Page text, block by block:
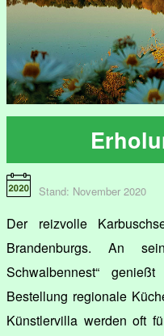
Stand: November 2020
Der reizvolle
Brandenburgs. An
Schwalbennest“
Bestellung regionale
Künstlervilla werden oft